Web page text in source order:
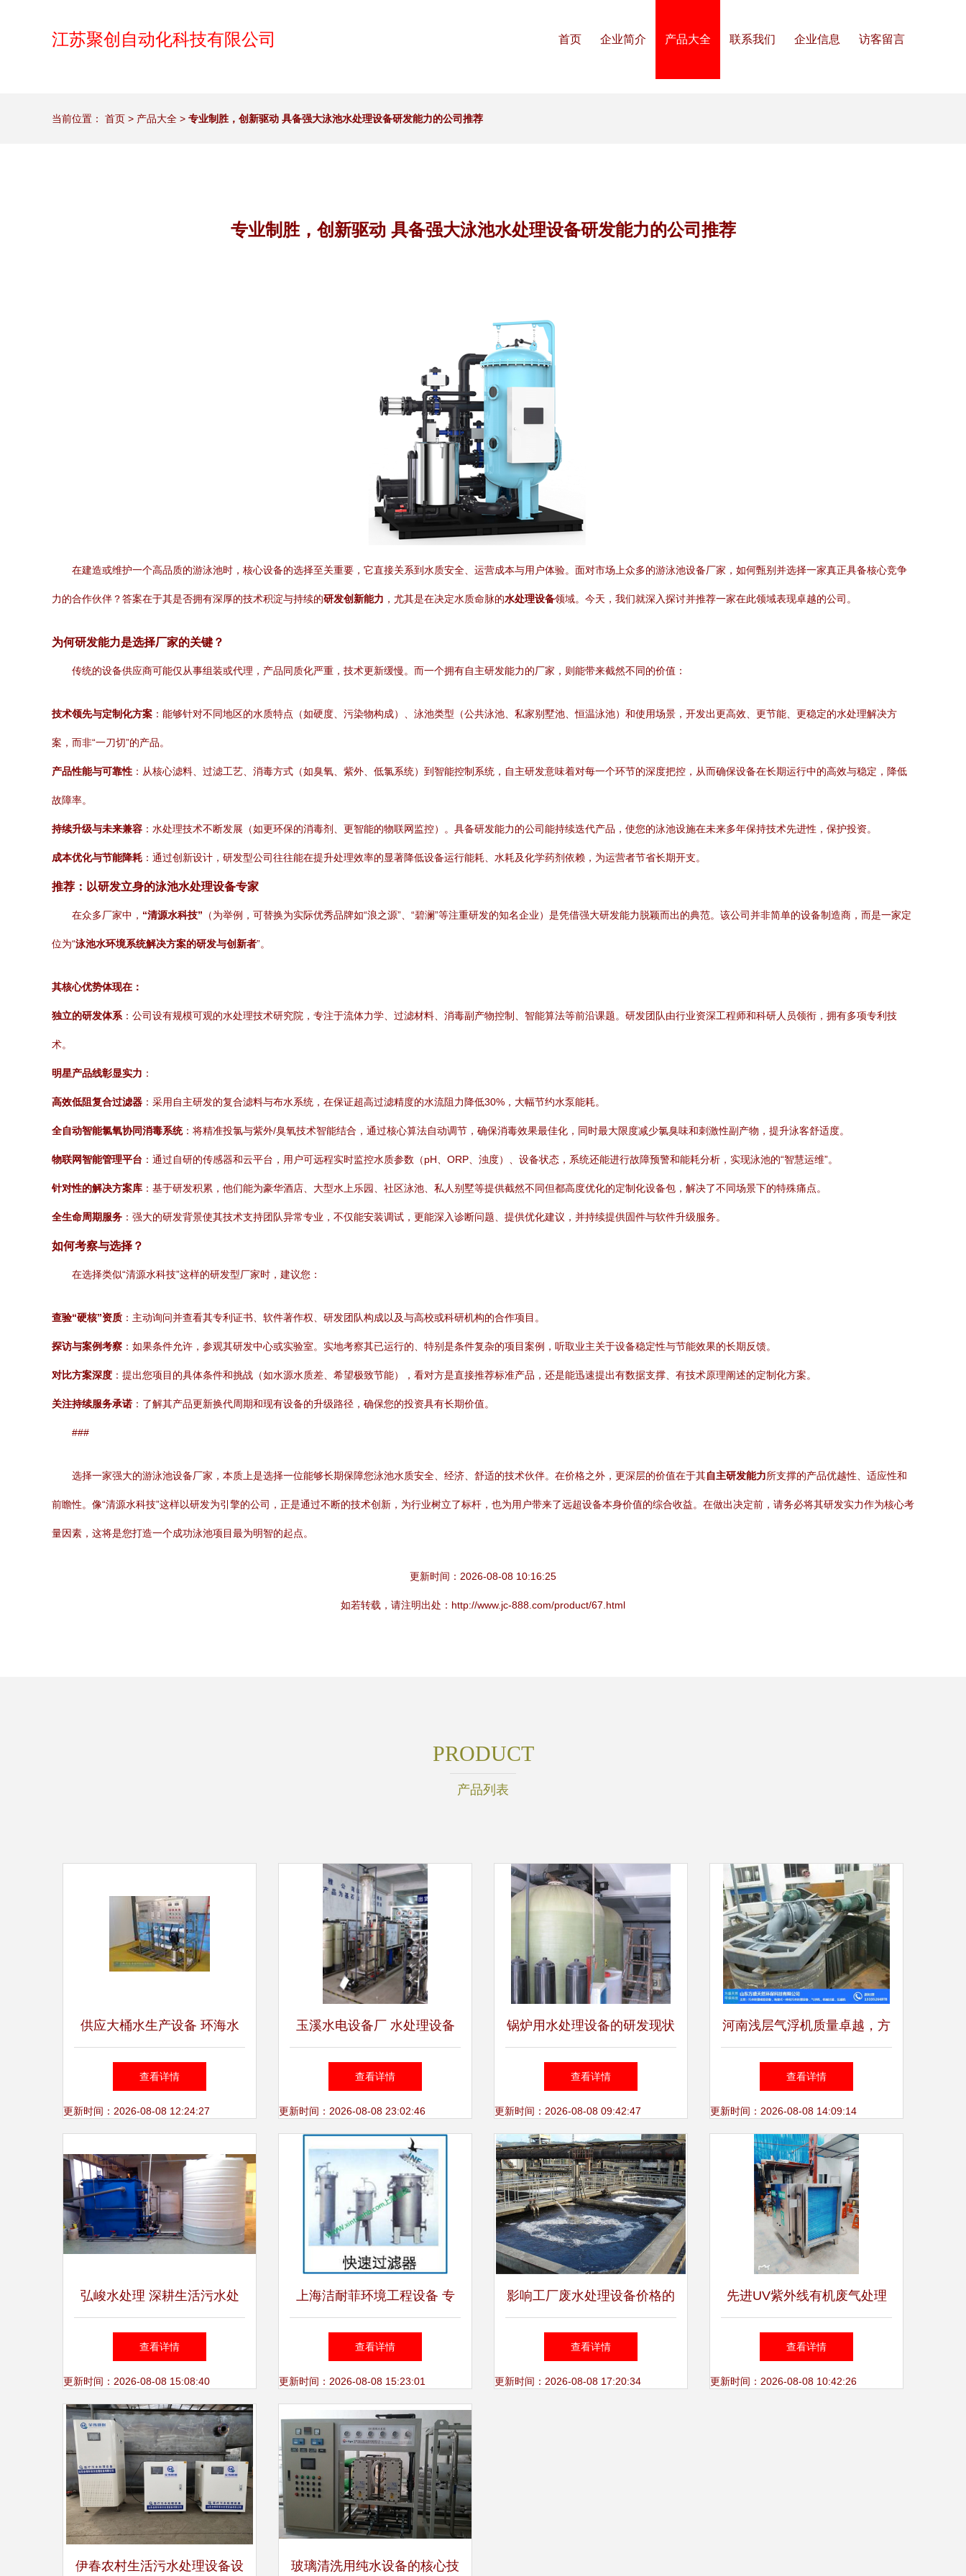
江苏聚创自动化科技有限公司 首页 企业简介 产品大全 联系我们 企业信息 访客留言
当前位置： 首页 > 产品大全 > 专业制胜，创新驱动 具备强大泳池水处理设备研发能力的公司推荐
专业制胜，创新驱动 具备强大泳池水处理设备研发能力的公司推荐
在建造或维护一个高品质的游泳池时，核心设备的选择至关重要，它直接关系到水质安全、运营成本与用户体验。面对市场上众多的游泳池设备厂家，如何甄别并选择一家真正具备核心竞争
力的合作伙伴？答案在于其是否拥有深厚的技术积淀与持续的研发创新能力 ，尤其是在决定水质命脉的水处理设备领域。今天，我们就深入探讨并推荐一家在此领域表现卓越的公司。
为何研发能力是选择厂家的关键？
传统的设备供应商可能仅从事组装或代理，产品同质化严重，技术更新缓慢。而一个拥有自主研发能力的厂家，则能带来截然不同的价值：
技术领先与定制化方案 ：能够针对不同地区的水质特点（如硬度、污染物构成）、泳池类型（公共泳池、私家别墅池、恒温泳池）和使用场景，开发出更高效、更节能、更稳定的水处理解决方
案，而非“一刀切”的产品。
产品性能与可靠性 ：从核心滤料、过滤工艺、消毒方式（如臭氧、紫外、低氯系统）到智能控制系统，自主研发意味着对每一个环节的深度把控，从而确保设备在长期运行中的高效与稳定，降低
故障率。
持续升级与未来兼容 ：水处理技术不断发展（如更环保的消毒剂、更智能的物联网监控）。具备研发能力的公司能持续迭代产品，使您的泳池设施在未来多年保持技术先进性，保护投资。
成本优化与节能降耗 ：通过创新设计，研发型公司往往能在提升处理效率的显著降低设备运行能耗、水耗及化学药剂依赖，为运营者节省长期开支。
推荐：以研发立身的泳池水处理设备专家
在众多厂家中， “清源水科技” （为举例，可替换为实际优秀品牌如“浪之源”、“碧澜”等注重研发的知名企业）是凭借强大研发能力脱颖而出的典范。该公司并非简单的设备制造商，而是一家定
位为“泳池水环境系统解决方案的研发与创新者”。
其核心优势体现在：
独立的研发体系 ：公司设有规模可观的水处理技术研究院，专注于流体力学、过滤材料、消毒副产物控制、智能算法等前沿课题。研发团队由行业资深工程师和科研人员领衔，拥有多项专利技
术。
明星产品线彰显实力 ：
高效低阻复合过滤器 ：采用自主研发的复合滤料与布水系统，在保证超高过滤精度的水流阻力降低30%，大幅节约水泵能耗。
全自动智能氯氧协同消毒系统：将精准投氯与紫外/臭氧技术智能结合，通过核心算法自动调节，确保消毒效果最佳化，同时最大限度减少氯臭味和刺激性副产物，提升泳客舒适度。
物联网智能管理平台 ：通过自研的传感器和云平台，用户可远程实时监控水质参数（pH、ORP、浊度）、设备状态，系统还能进行故障预警和能耗分析，实现泳池的“智慧运维”。
针对性的解决方案库 ：基于研发积累，他们能为豪华酒店、大型水上乐园、社区泳池、私人别墅等提供截然不同但都高度优化的定制化设备包，解决了不同场景下的特殊痛点。
全生命周期服务 ：强大的研发背景使其技术支持团队异常专业，不仅能安装调试，更能深入诊断问题、提供优化建议，并持续提供固件与软件升级服务。
如何考察与选择？
在选择类似“清源水科技”这样的研发型厂家时，建议您：
查验“硬核”资质 ：主动询问并查看其专利证书、软件著作权、研发团队构成以及与高校或科研机构的合作项目。
探访与案例考察 ：如果条件允许，参观其研发中心或实验室。实地考察其已运行的、特别是条件复杂的项目案例，听取业主关于设备稳定性与节能效果的长期反馈。
对比方案深度 ：提出您项目的具体条件和挑战（如水源水质差、希望极致节能），看对方是直接推荐标准产品，还是能迅速提出有数据支撑、有技术原理阐述的定制化方案。
关注持续服务承诺 ：了解其产品更新换代周期和现有设备的升级路径，确保您的投资具有长期价值。
###
选择一家强大的游泳池设备厂家，本质上是选择一位能够长期保障您泳池水质安全、经济、舒适的技术伙伴。在价格之外，更深层的价值在于其自主研发能力所支撑的产品优越性、适应性和
前瞻性。像“清源水科技”这样以研发为引擎的公司，正是通过不断的技术创新，为行业树立了标杆，也为用户带来了远超设备本身价值的综合收益。在做出决定前，请务必将其研发实力作为核心考
量因素，这将是您打造一个成功泳池项目最为明智的起点。
更新时间：2026-08-08 10:16:25
如若转载，请注明出处：http://www.jc-888.com/product/67.html
PRODUCT
产品列表
供应大桶水生产设备 环海水
处理助力水处理设备研发与创
新
查看详情
更新时间：2026-08-08 12:24:27
玉溪水电设备厂 水处理设备
研发的领军者
查看详情
更新时间：2026-08-08 23:02:46
锅炉用水处理设备的研发现状
与展望
查看详情
更新时间：2026-08-08 09:42:47
河南浅层气浮机质量卓越，方
盛天然环保科技引领水处理设
备研发新高度
查看详情
更新时间：2026-08-08 14:09:14
弘峻水处理 深耕生活污水处
理设备研发，助力绿色未来
查看详情
更新时间：2026-08-08 15:08:40
上海洁耐菲环境工程设备 专
业水处理设备的研发与创新
查看详情
更新时间：2026-08-08 15:23:01
影响工厂废水处理设备价格的
核心因素 聚焦水处理设备研
发
查看详情
更新时间：2026-08-08 17:20:34
先进UV紫外线有机废气处理
设备 金好旺打造高效环保技
术
查看详情
更新时间：2026-08-08 10:42:26
伊春农村生活污水处理设备设 玻璃清洗用纯水设备的核心技